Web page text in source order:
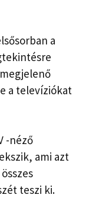
a
a televíziókat
-néző
ami azt
teszi ki.